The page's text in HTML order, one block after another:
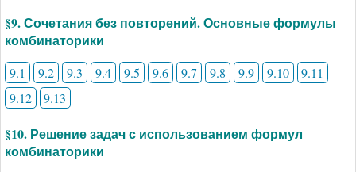
§9. Сочетания без повторений. Основные формулы
комбинаторики
9.1 9.2 9.3 9.4 9.5 9.6 9.7 9.8 9.9 9.10
9.11
9.12
9.13
§10. Решение задач с использованием формул
комбинаторики